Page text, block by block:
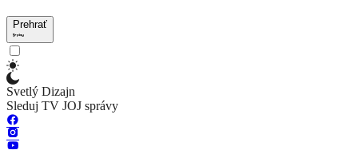
Prehrať
Svetlý Dizajn
Sleduj TV JOJ správy